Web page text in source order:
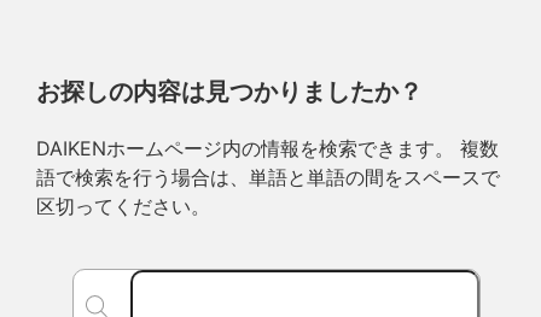
お探しの内容は見つかりましたか？
DAIKENホームページ内の情報を検索できます。 複数
語で検索を行う場合は、単語と単語の間をスペースで
区切ってください。